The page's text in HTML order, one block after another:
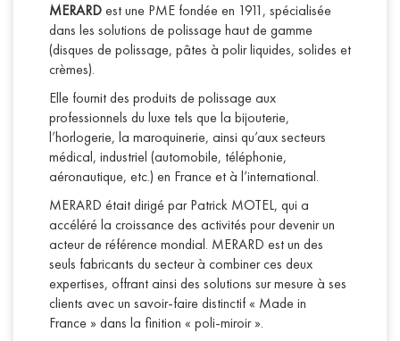
MERARDest une PME fondée en 1911, spécialisée
dans les solutions de polissage haut de gamme
(disques de polissage, pâtes à polir liquides, solides et
crèmes).
Elle fournit des produits de polissage aux
professionnels du luxe tels que la bijouterie,
l’horlogerie, la maroquinerie, ainsi qu’aux secteurs
médical, industriel (automobile, téléphonie,
aéronautique, etc.) en France et à l’international.
MERARD était dirigé par Patrick MOTEL, qui a
accéléré la croissance des activités pour devenir un
acteur de référence mondial. MERARD est un des
seuls fabricants du secteur à combiner ces deux
expertises, offrant ainsi des solutions sur mesure à ses
clients avec un savoir-faire distinctif « Made in
France » dans la finition « poli-miroir ».